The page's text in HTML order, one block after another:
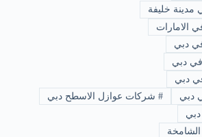
خليفة
الامارات
دبي
دبي
دبي
دبي #شركات عوازل الاسطح دبي